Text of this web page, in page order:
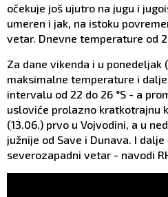
očekuje još ujutro na jugu i
umeren i jak, na istoku
vetar. Dnevne temperature od
Za dane vikenda i u ponedelјak
maksimalne temperature i
intervalu od 22 do 26 °S - a
usloviće prolazno kratkotrajnu
(13.06.) prvo u Vojvodini, a u
južnije od Save i Dunava. I
severozapadni vetar - navodi